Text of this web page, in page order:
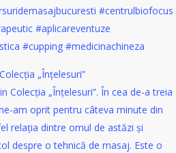
„Înțelesuri”